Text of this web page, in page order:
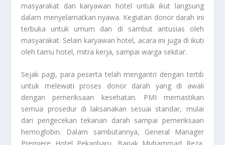
masyarakat dan karyawan hotel untuk ikut langsung
dalam menyelamatkan nyawa. Kegiatan donor darah ini
terbuka untuk umum dan di sambut antusias oleh
masyarakat. Selain karyawan hotel, acara ini juga di ikuti
oleh tamu hotel, mitra kerja, sampai warga sekitar.
Sejak pagi, para peserta telah mengantri dengan tertib
untuk melewati proses donor darah yang di awali
dengan pemeriksaan kesehatan. PMI memastikan
semua prosedur di laksanakan sesuai standar, mulai
dari pengecekan tekanan darah sampai pemeriksaan
hemoglobin. Dalam sambutannya, General Manager